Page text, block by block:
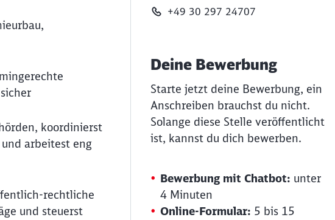
koordinierst
arbeitest eng
rechtliche
und steuerst
+49 30 297 24707
Deine Bewerbung
Starte jetzt deine Bewerbung, ein
Anschreiben brauchst du nicht.
Solange diese Stelle veröffentlicht
ist, kannst du dich bewerben.
Bewerbung mit Chatbot: unter
4 Minuten
Online-Formular: 5 bis 15